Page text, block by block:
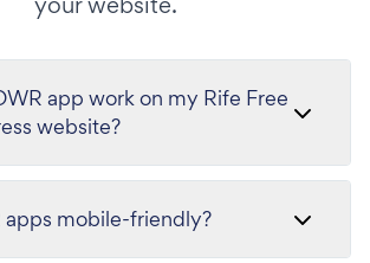
app work on my Rife Free
website?
apps mobile-friendly?